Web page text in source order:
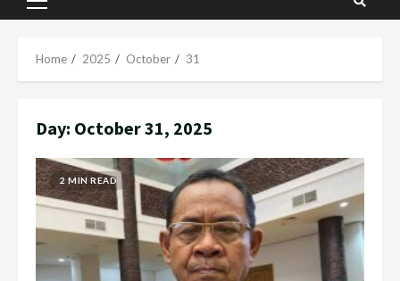
Primary
Home 2025 October 31
Day: October 31, 2025
2 MIN READ